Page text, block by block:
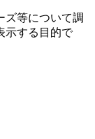
ズ等について調
⽰する⽬的で